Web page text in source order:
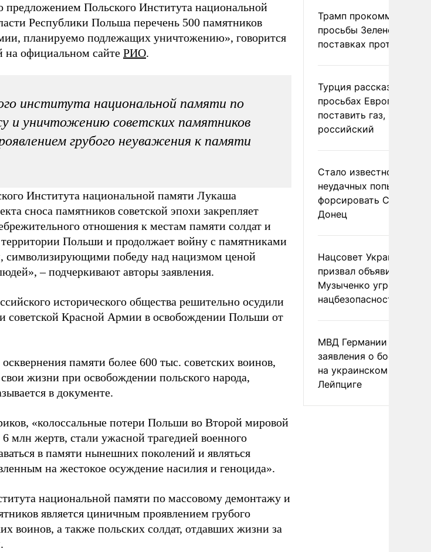
Польского Института национальной
Республики Польша перечень 500 памятников
планируемо подлежащих уничтожению», говорится
на официальном сайте РИО.
института национальной памяти по
и уничтожению советских памятников
грубого неуважения к памяти
Института национальной памяти Лукаша
сноса памятников советской эпохи закрепляет
отношения к местам памяти солдат и
Польши и продолжает войну с памятниками
символизирующими победу над нацизмом ценой
– подчеркивают авторы заявления.
исторического общества решительно осудили
советской Красной Армии в освобождении Польши от
памяти более 600 тыс. советских воинов,
жизни при освобождении польского народа,
в документе.
«колоссальные потери Польши во Второй мировой
млн жертв, стали ужасной трагедией военного
в памяти нынешних поколений и являться
на жестокое осуждение насилия и геноцида».
национальной памяти по массовому демонтажу и
является циничным проявлением грубого
воинов, а также польских солдат, отдавших жизни за
Трамп
просьбы Зеленского о
поставках
Турция рассказала о
просьбах Европы
поставить газ, но не
российский
Стало известно о
неудачных попытках
форсировать
Донец
Нацсовет Украины по
призвал объявить
Музыченко угрозой
нацбезопасности
МВД Германии отвергло
заявления о
на украинском
Лейпциге